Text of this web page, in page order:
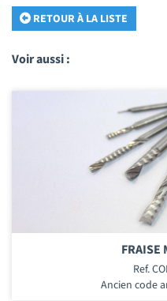
RETOUR À LA LISTE
Voir aussi :
FRAISE
Ref.
Ancien code